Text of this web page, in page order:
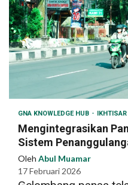
GNA KNOWLEDGE HUB IKHTISAR
Mengintegrasikan
Sistem
Oleh Abul Muamar
17 Februari 2026